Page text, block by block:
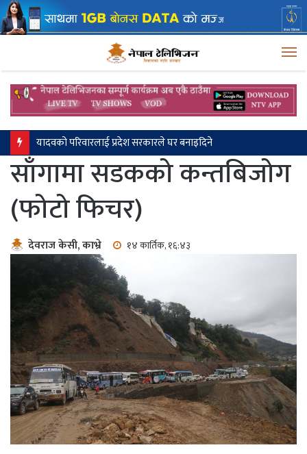
यादवको परिवारलाई प्रदेश सरकारले घर बनाइदिने
साँगामा सडकको कन्तबिजोग
(फोटो फिचर)
देवराज केसी, काभ्रे १४ कार्तिक, १६:४३